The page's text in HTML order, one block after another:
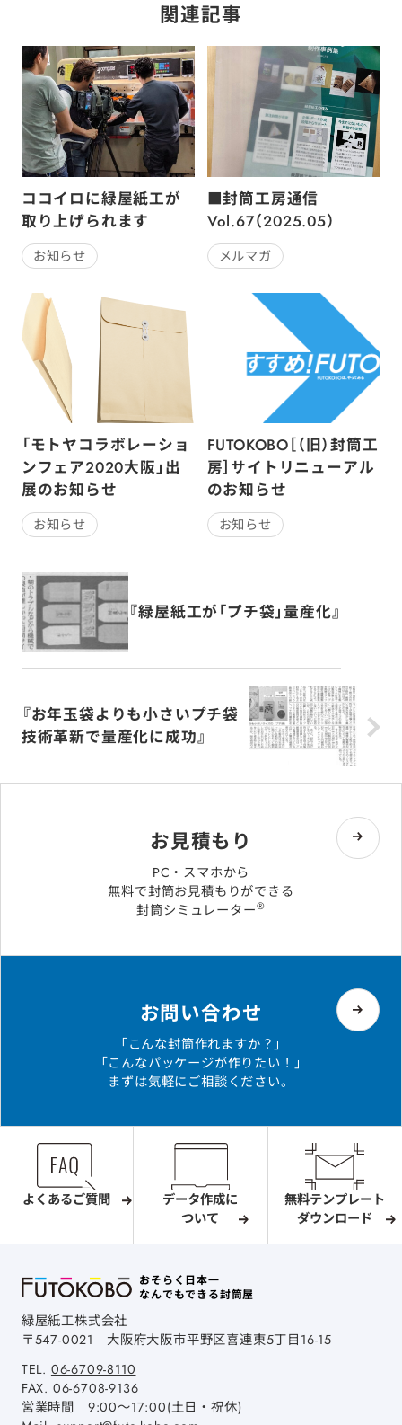
関連記事
ココイロに緑屋紙工が
取り上げられます
お知らせ
■封筒工房通信
Vol.67（2025.05）
メルマガ
「モトヤコラボレーショ
ンフェア2020大阪」出
展のお知らせ
お知らせ
FUTOKOBO［（旧）封筒工
房］サイトリニューアル
のお知らせ
お知らせ
『緑屋紙工が「プチ袋」量産化』
『お年玉袋よりも小さいプチ袋
技術革新で量産化に成功』
お見積もり
PC・スマホから
無料で封筒お見積もりができる
封筒シミュレーター®
お問い合わせ
「こんな封筒作れますか？」
「こんなパッケージが作りたい！」
まずは気軽にご相談ください。
よくあるご質問
データ作成に
ついて
無料テンプレート
ダウンロード
おそらく日本一
なんでもできる封筒屋
緑屋紙工株式会社
〒547-0021 大阪府大阪市平野区喜連東5丁目16-15
TEL. 06-6709-8110
FAX. 06-6708-9136
営業時間 9:00～17:00(土日・祝休)